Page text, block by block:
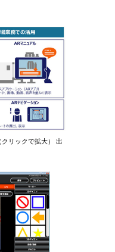
リックで拡大） 出